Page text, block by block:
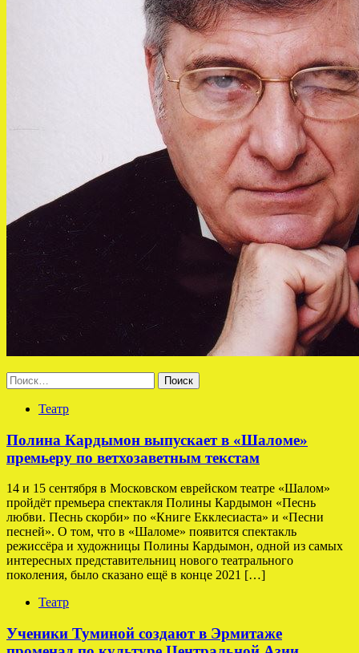
Найти:
Театр
Полина Кардымон выпускает в «Шаломе»
премьеру по ветхозаветным текстам
14 и 15 сентября в Московском еврейском театре «Шалом»
пройдёт премьера спектакля Полины Кардымон «Песнь
любви. Песнь скорби» по «Книге Екклесиаста» и «Песни
песней». О том, что в «Шаломе» появится спектакль
режиссёра и художницы Полины Кардымон, одной из самых
интересных представительниц нового театрального
поколения, было сказано ещё в конце 2021 […]
Театр
Ученики Туминой создают в Эрмитаже